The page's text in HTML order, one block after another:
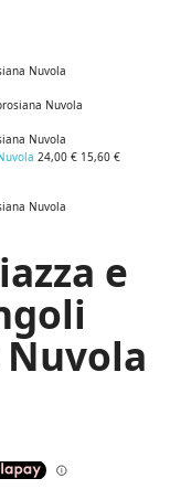
Nuvola
24,00 € 15,60 €
e